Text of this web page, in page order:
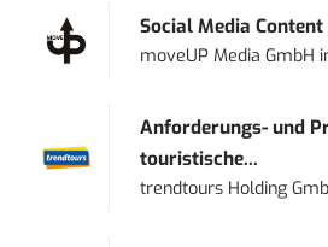
Social Media
moveUP Media GmbH
Anforderungs- und
touristische...
trendtours Holding